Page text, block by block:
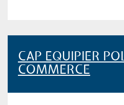
CAP EQUIPIER
COMMERCE